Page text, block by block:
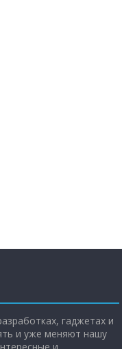
гаджетах и
и уже меняют нашу